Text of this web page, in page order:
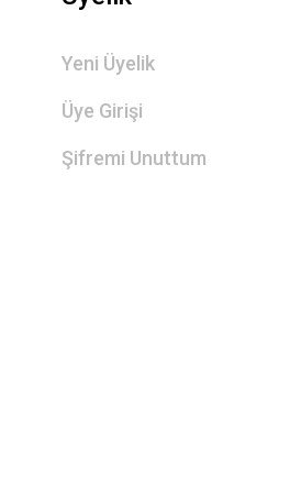
Yeni Üyelik
Üye Girişi
Şifremi Unuttum